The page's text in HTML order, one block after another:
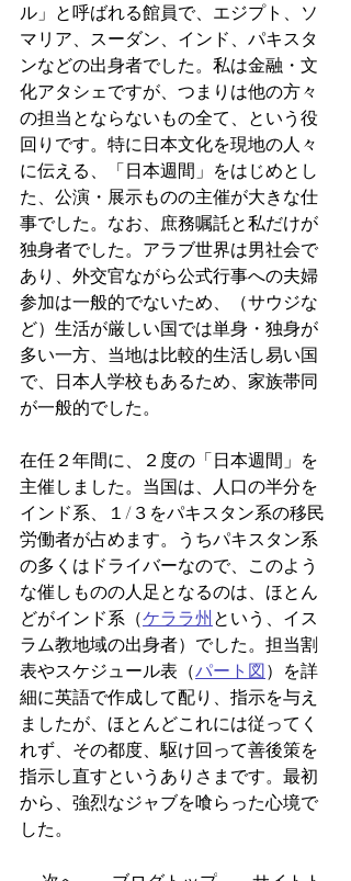
ル」と呼ばれる館員で、エジプト、ソ
マリア、スーダン、インド、パキスタ
ンなどの出身者でした。私は金融・文
化アタシェですが、つまりは他の方々
の担当とならないもの全て、という役
回りです。特に日本文化を現地の人々
に伝える、「日本週間」をはじめとし
た、公演・展示ものの主催が大きな仕
事でした。なお、庶務嘱託と私だけが
独身者でした。アラブ世界は男社会で
あり、外交官ながら公式行事への夫婦
参加は一般的でないため、（サウジな
ど）生活が厳しい国では単身・独身が
多い一方、当地は比較的生活し易い国
で、日本人学校もあるため、家族帯同
が一般的でした。
在任２年間に、２度の「日本週間」を
主催しました。当国は、人口の半分を
インド系、１/３をパキスタン系の移民
労働者が占めます。うちパキスタン系
の多くはドライバーなので、このよう
な催しものの人足となるのは、ほとん
どがインド系（ケララ州という、イス
ラム教地域の出身者）でした。担当割
表やスケジュール表（パート図）を詳
細に英語で作成して配り、指示を与え
ましたが、ほとんどこれには従ってく
れず、その都度、駆け回って善後策を
指示し直すというありさまです。最初
から、強烈なジャブを喰らった心境で
した。